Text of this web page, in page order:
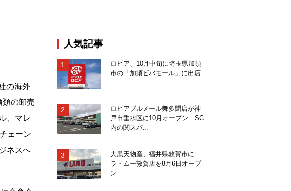
の海外
類の卸売
、マレ
ェーン
ネスへ
人気記事
ロピア、10月中旬に埼玉県加須
市の「加須ビバモール」に出店
ロピアブルメール舞多聞店が神
戸市垂水区に10月オープン SC
内の関スパ...
大黒天物産、福井県敦賀市に
ラ・ムー敦賀店を8月6日オープ
ン